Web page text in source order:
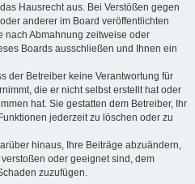
Hausrecht aus. Bei Verstößen gegen
anderer im Board veröffentlichten
nach Abmahnung zeitweise oder
Boards ausschließen und Ihnen ein
der Betreiber keine Verantwortung für
die er nicht selbst erstellt hat oder
hat. Sie gestatten dem Betreiber, Ihr
jederzeit zu löschen oder zu
hinaus, Ihre Beiträge abzuändern,
oder geeignet sind, dem
zuzufügen.